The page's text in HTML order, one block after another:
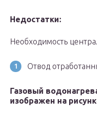
Недостатки:
Необходимость
Отвод
Газовый
изображен на